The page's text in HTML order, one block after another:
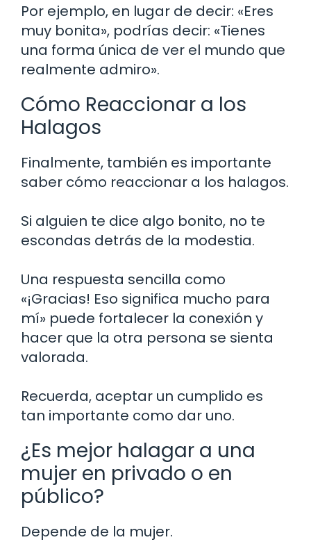
Por ejemplo, en lugar de decir: «Eres
muy bonita», podrías decir: «Tienes
una forma única de ver el mundo que
realmente admiro».
Cómo Reaccionar a los
Halagos
Finalmente, también es importante
saber cómo reaccionar a los halagos.
Si alguien te dice algo bonito, no te
escondas detrás de la modestia.
Una respuesta sencilla como
«¡Gracias! Eso significa mucho para
mí» puede fortalecer la conexión y
hacer que la otra persona se sienta
valorada.
Recuerda, aceptar un cumplido es
tan importante como dar uno.
¿Es mejor halagar a una
mujer en privado o en
público?
Depende de la mujer.